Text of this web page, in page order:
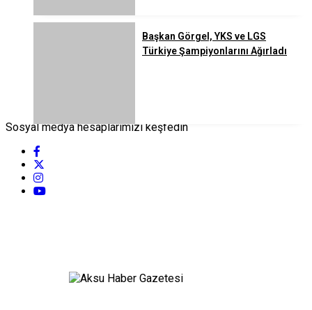
Başkan Görgel, YKS ve LGS
Türkiye Şampiyonlarını Ağırladı
Sosyal medya hesaplarımızı keşfedin